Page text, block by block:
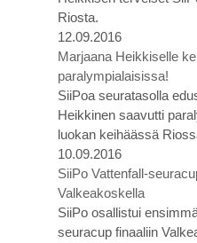
Riosta.
12.09.2016
Marjaana Heikkiselle
paralympialaisissa!
SiiPoa seuratasolla
Heikkinen saavutti
luokan keihäässä
10.09.2016
SiiPo Vattenfall-
Valkeakoskella
SiiPo osallistui
seuracup finaaliin